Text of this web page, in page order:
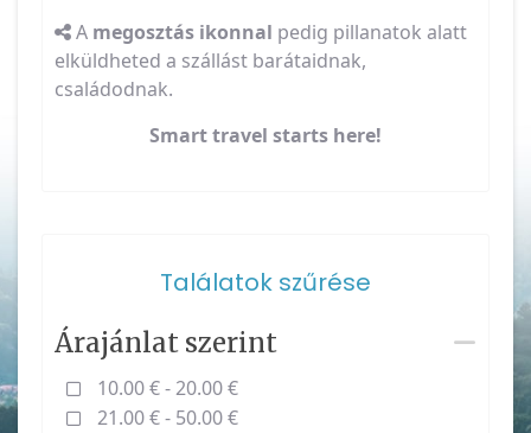
A megosztás ikonnal pedig pillanatok alatt
elküldheted a szállást barátaidnak,
családodnak.
Smart travel starts here!
Találatok szűrése
Árajánlat szerint
10.00 € - 20.00 €
21.00 € - 50.00 €